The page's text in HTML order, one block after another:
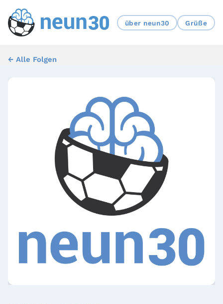
über neun30 Grüße
← Alle Folgen